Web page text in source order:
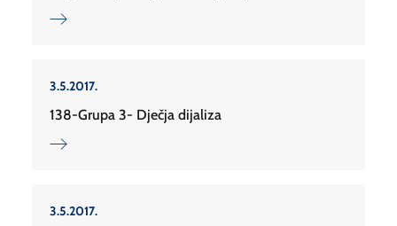
3.5.2017.
138-Grupa 3- Dječja dijaliza
3.5.2017.